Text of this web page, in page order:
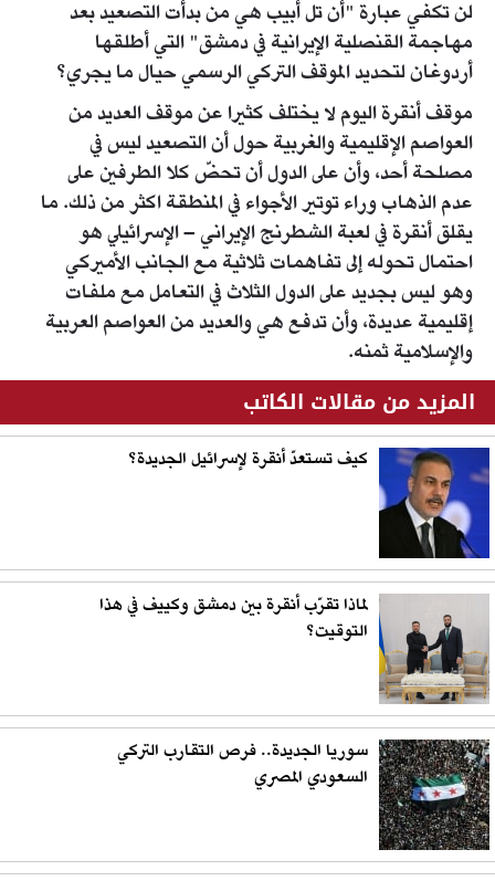
لن تكفي عبارة "أن تل أبيب هي من بدأت التصعيد بعد
مهاجمة القنصلية الإيرانية في دمشق" التي أطلقها
أردوغان لتحديد الموقف التركي الرسمي حيال ما يجري؟
موقف أنقرة اليوم لا يختلف كثيرا عن موقف العديد من
العواصم الإقليمية والغربية حول أن التصعيد ليس في
مصلحة أحد، وأن على الدول أن تحضّ كلا الطرفين على
عدم الذهاب وراء توتير الأجواء في المنطقة اكثر من ذلك. ما
يقلق أنقرة في لعبة الشطرنج الإيراني – الإسرائيلي هو
احتمال تحوله إلى تفاهمات ثلاثية مع الجانب الأميركي
وهو ليس بجديد على الدول الثلاث في التعامل مع ملفات
إقليمية عديدة، وأن تدفع هي والعديد من العواصم العربية
والإسلامية ثمنه.
المزيد من مقالات الكاتب
كيف تستعدّ أنقرة لإسرائيل الجديدة؟
لماذا تقرّب أنقرة بين دمشق وكييف في هذا
التوقيت؟
سوريا الجديدة.. فرص التقارب التركي
السعودي المصري